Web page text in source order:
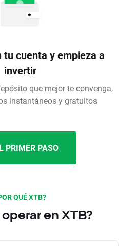
tu cuenta y empieza a
invertir
que mejor te convenga,
instantáneos y gratuitos
PRIMER PASO
QUÉ XTB?
en XTB?